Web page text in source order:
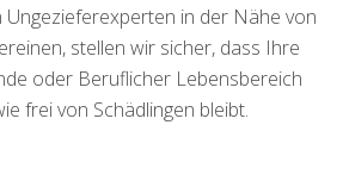
in der Nähe von
stellen wir sicher, dass Ihre
oder Beruflicher Lebensbereich
frei von Schädlingen bleibt.